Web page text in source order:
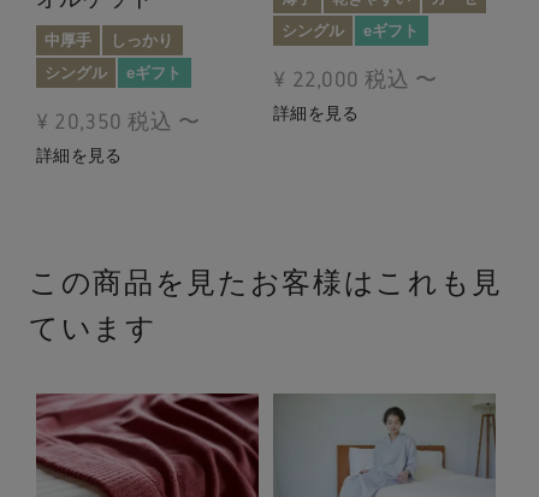
中厚手
しっかり
シングル
eギフト
¥ 20,350 税込 〜
詳細を見る
シングル
eギフト
¥ 22,000 税込 〜
詳細を見る
この商品を見たお客様はこれも見
ています